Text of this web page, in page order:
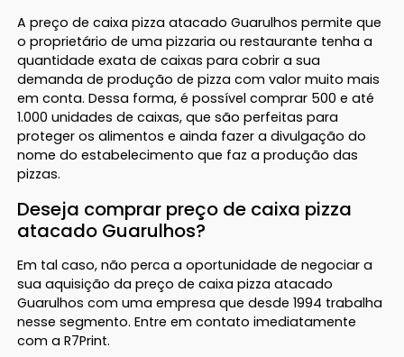
A preço de caixa pizza atacado Guarulhos permite que
o proprietário de uma pizzaria ou restaurante tenha a
quantidade exata de caixas para cobrir a sua
demanda de produção de pizza com valor muito mais
em conta. Dessa forma, é possível comprar 500 e até
1.000 unidades de caixas, que são perfeitas para
proteger os alimentos e ainda fazer a divulgação do
nome do estabelecimento que faz a produção das
pizzas.
Deseja comprar preço de caixa pizza
atacado Guarulhos?
Em tal caso, não perca a oportunidade de negociar a
sua aquisição da preço de caixa pizza atacado
Guarulhos com uma empresa que desde 1994 trabalha
nesse segmento. Entre em contato imediatamente
com a R7Print.